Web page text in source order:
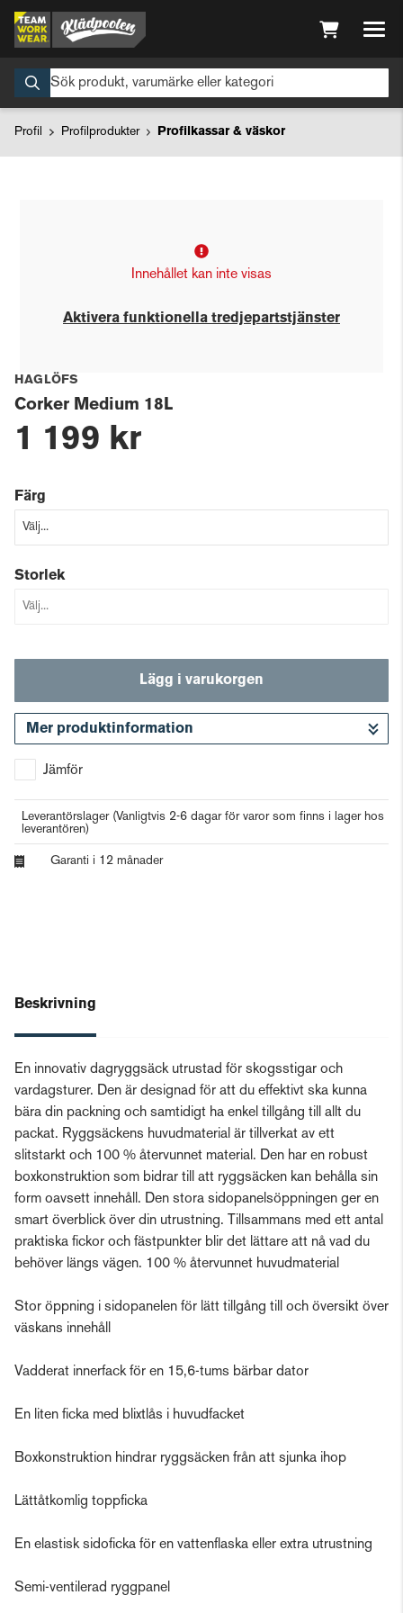
Profil Profilprodukter Profilkassar & väskor
Innehållet kan inte visas
Aktivera funktionella tredjepartstjänster
HAGLÖFS
Corker Medium 18L
1 199 kr
Färg
Storlek
Lägg i varukorgen
Mer produktinformation
Jämför
Leverantörslager (Vanligtvis 2-6 dagar för varor som finns i lager hos
leverantören)
Garanti i 12 månader
Beskrivning
En innovativ dagryggsäck utrustad för skogsstigar och
vardagsturer. Den är designad för att du effektivt ska kunna
bära din packning och samtidigt ha enkel tillgång till allt du
packat. Ryggsäckens huvudmaterial är tillverkat av ett
slitstarkt och 100 % återvunnet material. Den har en robust
boxkonstruktion som bidrar till att ryggsäcken kan behålla sin
form oavsett innehåll. Den stora sidopanelsöppningen ger en
smart överblick över din utrustning. Tillsammans med ett antal
praktiska fickor och fästpunkter blir det lättare att nå vad du
behöver längs vägen. 100 % återvunnet huvudmaterial
Stor öppning i sidopanelen för lätt tillgång till och översikt över
väskans innehåll
Vadderat innerfack för en 15,6-tums bärbar dator
En liten ficka med blixtlås i huvudfacket
Boxkonstruktion hindrar ryggsäcken från att sjunka ihop
Lättåtkomlig toppficka
En elastisk sidoficka för en vattenflaska eller extra utrustning
Semi-ventilerad ryggpanel